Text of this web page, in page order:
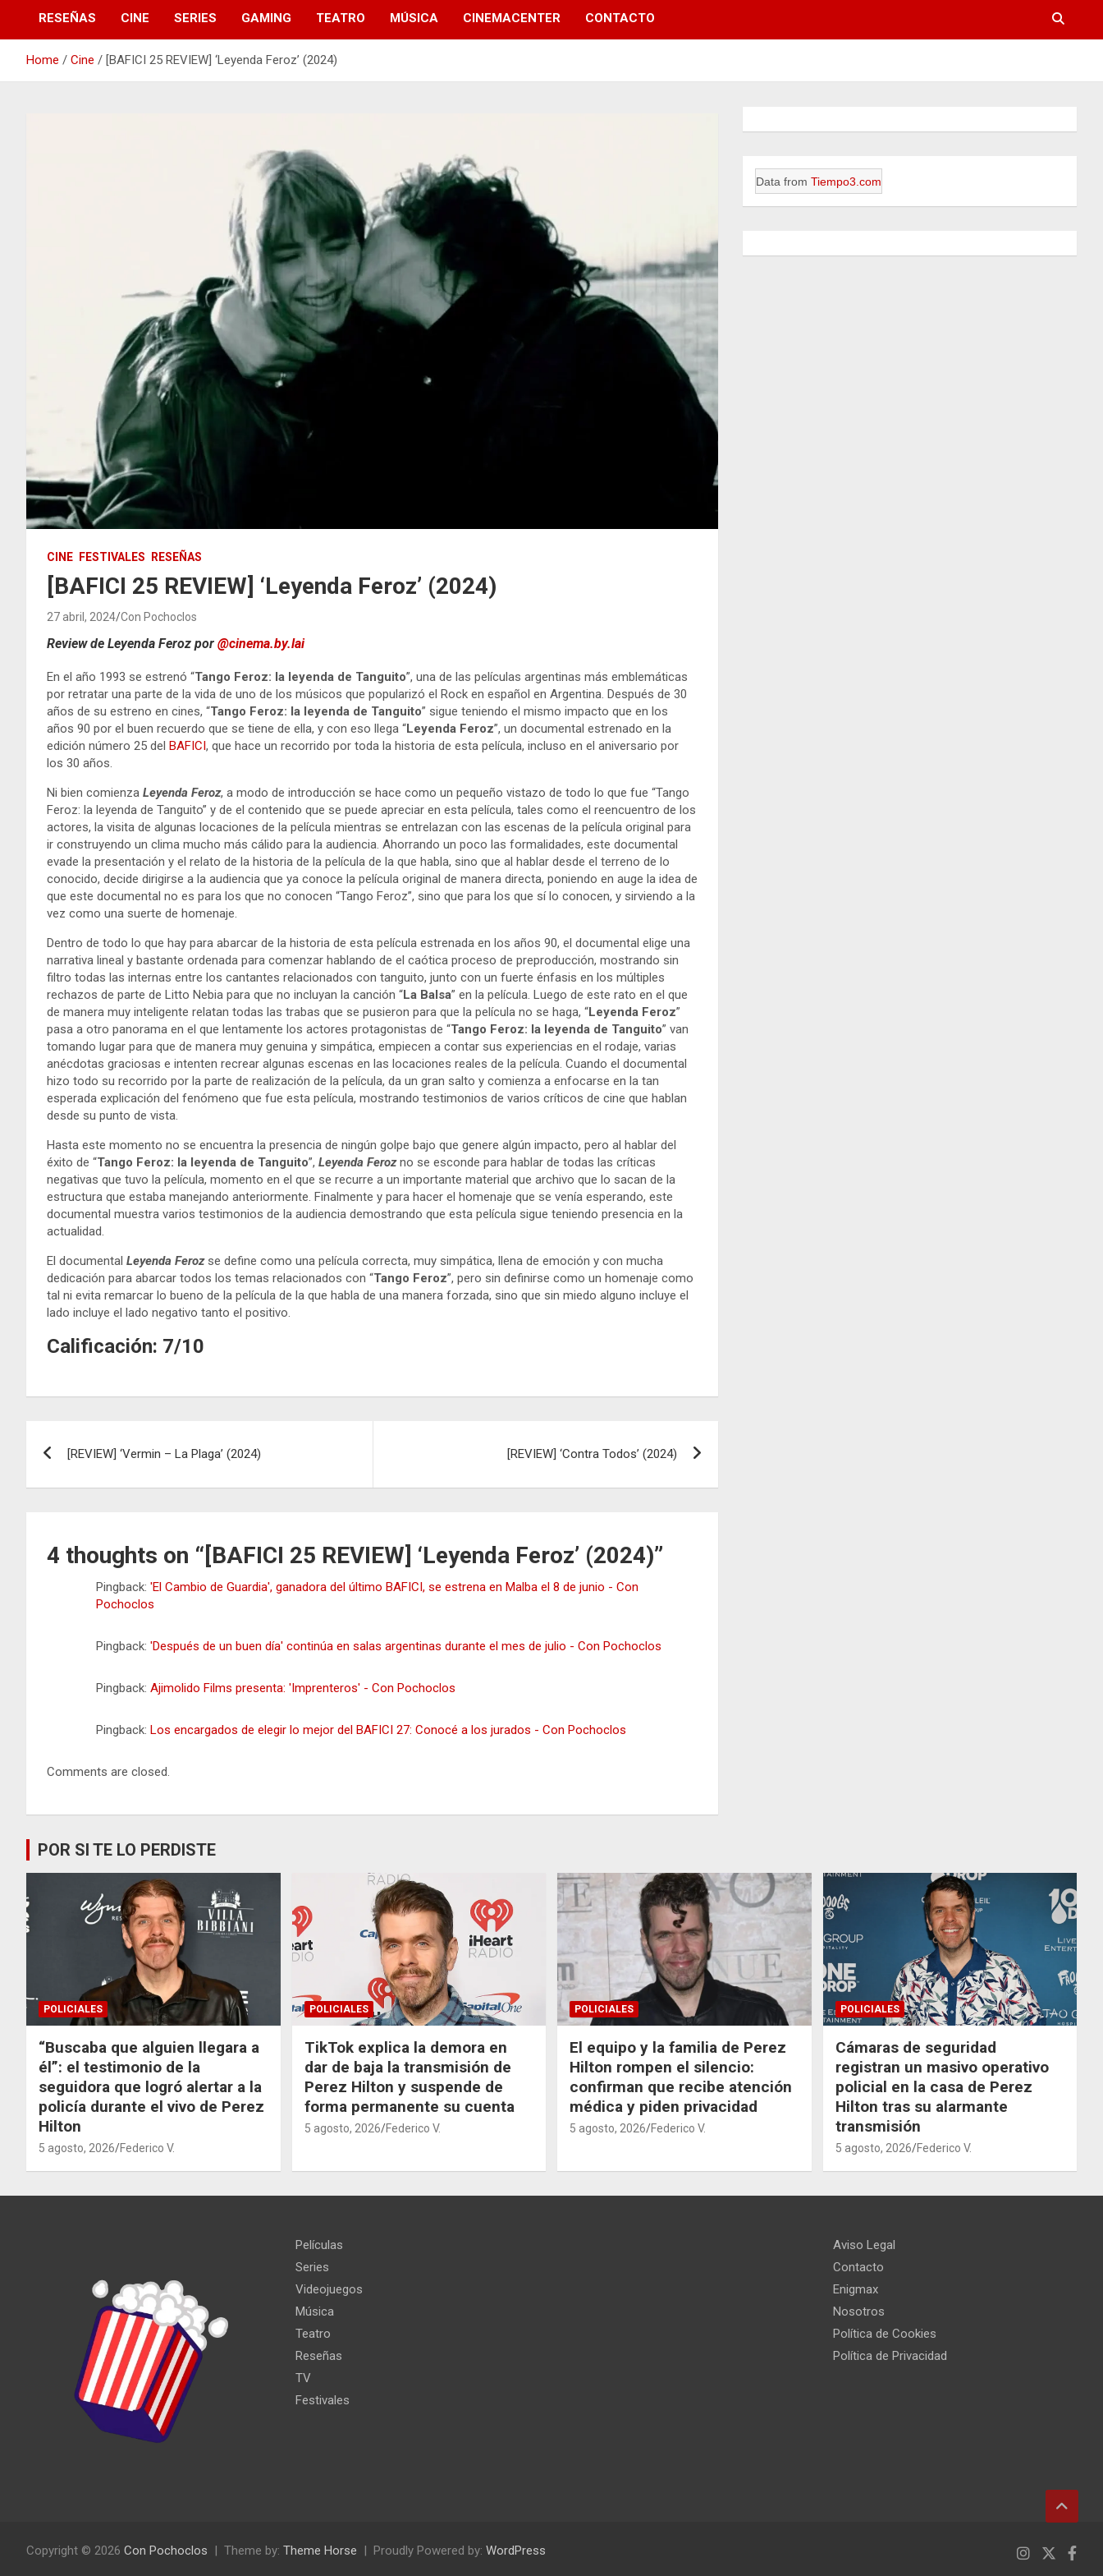
RESEÑAS CINE SERIES GAMING TEATRO MÚSICA CINEMACENTER CONTACTO
Home Cine [BAFICI 25 REVIEW] ‘Leyenda Feroz’ (2024)
CINE FESTIVALES RESEÑAS
[BAFICI 25 REVIEW] ‘Leyenda Feroz’ (2024)
27 abril, 2024 Con Pochoclos
Review de Leyenda Feroz por @cinema.by.lai
En el año 1993 se estrenó “Tango Feroz: la leyenda de Tanguito”, una de las películas argentinas más emblemáticas
por retratar una parte de la vida de uno de los músicos que popularizó el Rock en español en Argentina. Después de 30
años de su estreno en cines, “Tango Feroz: la leyenda de Tanguito” sigue teniendo el mismo impacto que en los
años 90 por el buen recuerdo que se tiene de ella, y con eso llega “Leyenda Feroz”, un documental estrenado en la
edición número 25 del BAFICI, que hace un recorrido por toda la historia de esta película, incluso en el aniversario por
los 30 años.
Ni bien comienza Leyenda Feroz, a modo de introducción se hace como un pequeño vistazo de todo lo que fue “Tango
Feroz: la leyenda de Tanguito” y de el contenido que se puede apreciar en esta película, tales como el reencuentro de los
actores, la visita de algunas locaciones de la película mientras se entrelazan con las escenas de la película original para
ir construyendo un clima mucho más cálido para la audiencia. Ahorrando un poco las formalidades, este documental
evade la presentación y el relato de la historia de la película de la que habla, sino que al hablar desde el terreno de lo
conocido, decide dirigirse a la audiencia que ya conoce la película original de manera directa, poniendo en auge la idea de
que este documental no es para los que no conocen “Tango Feroz”, sino que para los que sí lo conocen, y sirviendo a la
vez como una suerte de homenaje.
Dentro de todo lo que hay para abarcar de la historia de esta película estrenada en los años 90, el documental elige una
narrativa lineal y bastante ordenada para comenzar hablando de el caótica proceso de preproducción, mostrando sin
filtro todas las internas entre los cantantes relacionados con tanguito, junto con un fuerte énfasis en los múltiples
rechazos de parte de Litto Nebia para que no incluyan la canción “La Balsa” en la película. Luego de este rato en el que
de manera muy inteligente relatan todas las trabas que se pusieron para que la película no se haga, “Leyenda Feroz”
pasa a otro panorama en el que lentamente los actores protagonistas de “Tango Feroz: la leyenda de Tanguito” van
tomando lugar para que de manera muy genuina y simpática, empiecen a contar sus experiencias en el rodaje, varias
anécdotas graciosas e intenten recrear algunas escenas en las locaciones reales de la película. Cuando el documental
hizo todo su recorrido por la parte de realización de la película, da un gran salto y comienza a enfocarse en la tan
esperada explicación del fenómeno que fue esta película, mostrando testimonios de varios críticos de cine que hablan
desde su punto de vista.
Hasta este momento no se encuentra la presencia de ningún golpe bajo que genere algún impacto, pero al hablar del
éxito de “Tango Feroz: la leyenda de Tanguito”, Leyenda Ferozno se esconde para hablar de todas las críticas
negativas que tuvo la película, momento en el que se recurre a un importante material que archivo que lo sacan de la
estructura que estaba manejando anteriormente. Finalmente y para hacer el homenaje que se venía esperando, este
documental muestra varios testimonios de la audiencia demostrando que esta película sigue teniendo presencia en la
actualidad.
El documental Leyenda Feroz se define como una película correcta, muy simpática, llena de emoción y con mucha
dedicación para abarcar todos los temas relacionados con “Tango Feroz”, pero sin definirse como un homenaje como
tal ni evita remarcar lo bueno de la película de la que habla de una manera forzada, sino que sin miedo alguno incluye el
lado incluye el lado negativo tanto el positivo.
Calificación: 7/10
[REVIEW] ‘Vermin – La Plaga’ (2024) [REVIEW] ‘Contra Todos’ (2024)
4 thoughts on “ [BAFICI 25 REVIEW] ‘Leyenda Feroz’ (2024)”
Pingback: 'El Cambio de Guardia', ganadora del último BAFICI, se estrena en Malba el 8 de junio - Con
Pochoclos
Pingback: 'Después de un buen día' continúa en salas argentinas durante el mes de julio - Con Pochoclos
Pingback: Ajimolido Films presenta: 'Imprenteros' - Con Pochoclos
Pingback: Los encargados de elegir lo mejor del BAFICI 27: Conocé a los jurados - Con Pochoclos
Comments are closed.
Data fromTiempo3.com
POR SI TE LO PERDISTE
POLICIALES
“Buscaba que alguien llegara a
él”: el testimonio de la
seguidora que logró alertar a la
policía durante el vivo de Perez
Hilton
5 agosto, 2026 Federico V.
POLICIALES
TikTok explica la demora en
dar de baja la transmisión de
Perez Hilton y suspende de
forma permanente su cuenta
5 agosto, 2026 Federico V.
POLICIALES
El equipo y la familia de Perez
Hilton rompen el silencio:
confirman que recibe atención
médica y piden privacidad
5 agosto, 2026 Federico V.
POLICIALES
Cámaras de seguridad
registran un masivo operativo
policial en la casa de Perez
Hilton tras su alarmante
transmisión
5 agosto, 2026 Federico V.
Películas
Series
Videojuegos
Música
Teatro
Reseñas
TV
Festivales
Aviso Legal
Contacto
Enigmax
Nosotros
Política de Cookies
Política de Privacidad
Copyright © 2026 Con Pochoclos Theme by: Theme Horse Proudly Powered by: WordPress